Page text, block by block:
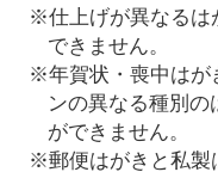
※仕上げが異なるは
できません。
※年賀状・喪中はが
ンの異なる種別の
ができません。
※郵便はがきと私製